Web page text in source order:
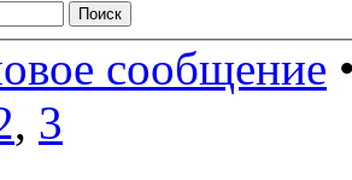
сообщение
, 3